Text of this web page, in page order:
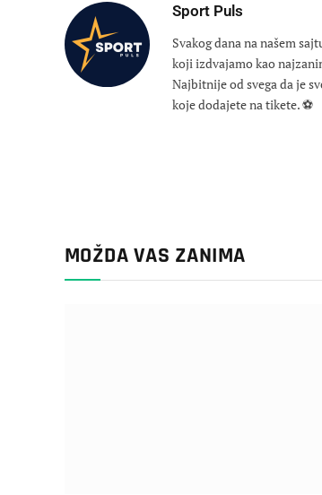
Sport Puls
Svakog dana na našem
koji izdvajamo kao
Najbitnije od svega da je
koje dodajete na tikete. ⚽
MOŽDA VAS ZANIMA